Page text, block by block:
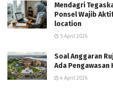
Mendagri
Ponsel Wajib
location
5 April 2026
Soal Anggaran
Ada Pengawasan
4 April 2026